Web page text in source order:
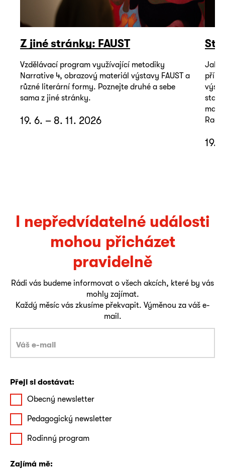
Z jiné stránky: FAUST
Vzdělávací program využívající metodiky
Narrative 4, obrazový materiál výstavy FAUST a
různé literární formy. Poznejte druhé a sebe
sama z jiné stránky.
19. 6. – 8. 11. 2026
Jak
stačí
19.
I nepředvídatelné události
mohou přicházet
pravidelně
Rádi vás budeme informovat o všech akcích, které by vás
mohly zajímat.
Každý měsíc vás zkusíme překvapit. Výměnou za váš e-
mail.
Přeji si dostávat:
Obecný newsletter
Pedagogický newsletter
Rodinný program
Zajímá mě: